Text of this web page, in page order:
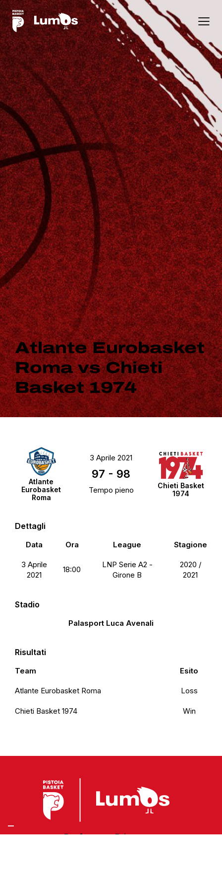
Atlante Eurobasket
Roma vs Chieti
Basket 1974
Atlante
Eurobasket
Roma
Chieti Basket
1974
3 Aprile 2021
97 - 98
Tempo pieno
Dettagli
Data Ora League Stagione
3 Aprile
2021
18:00
LNP Serie A2 -
Girone B
2020 /
2021
Stadio
Palasport Luca Avenali
Risultati
Team Esito
Atlante Eurobasket Roma Loss
Chieti Basket 1974 Win
Preferenze Privacy